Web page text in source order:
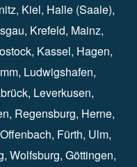
⁠⁠, Kiel⁠, Halle (Saale)⁠⁠,
⁠⁠, Krefeld⁠⁠, Mainz⁠⁠,
⁠⁠, Kassel⁠⁠, Hagen⁠,
⁠, Ludwigshafen⁠,
⁠⁠, Leverkusen⁠,
, Regensburg⁠, Herne⁠⁠,
Offenbach, Fürth⁠⁠, Ulm⁠⁠,
, Wolfsburg⁠⁠, Göttingen⁠,